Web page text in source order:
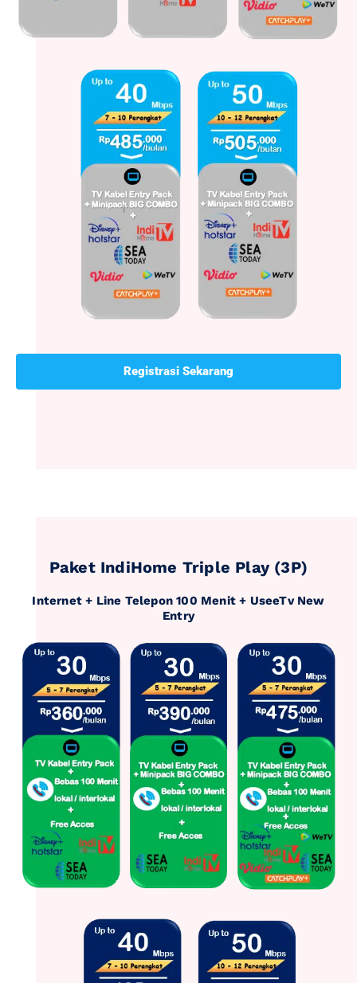
Registrasi Sekarang
Paket IndiHome Triple Play (3P)
Internet + Line Telepon 100 Menit + UseeTv New
Entry